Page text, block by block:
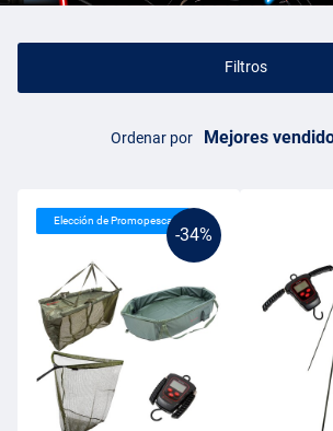
Filtros
Ordenar por
-34%
Elección de Promopesca